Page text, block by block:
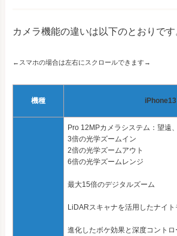
カメラ機能の違いは以下のとおりです
←スマホの場合は左右にスクロールできます→
機種
Pro 12MPカメラシステム：望遠
3倍の光学ズームイン
2倍の光学ズームアウト
6倍の光学ズームレンジ
最大15倍のデジタルズーム
LiDARスキャナを活用したナイ
進化したボケ効果と深度コント